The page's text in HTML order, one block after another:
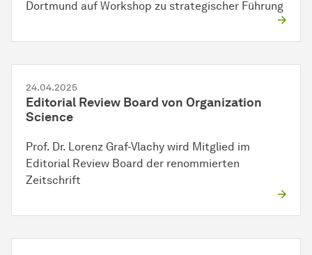
Dortmund auf Workshop zu strategischer Führung
24.04.2025
Editorial Review Board von Organization
Science
Prof. Dr. Lorenz Graf-Vlachy wird Mitglied im
Editorial Review Board der renommierten
Zeitschrift